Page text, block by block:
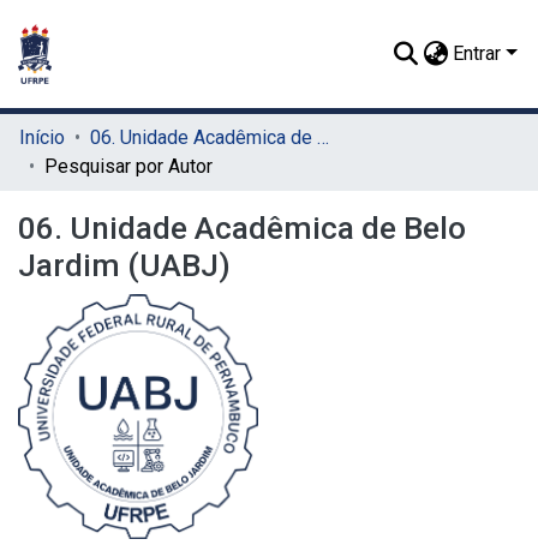
Entrar
Início
06. Unidade Acadêmica de Belo Jardim (UABJ)
Pesquisar por Autor
06. Unidade Acadêmica de Belo
Jardim (UABJ)